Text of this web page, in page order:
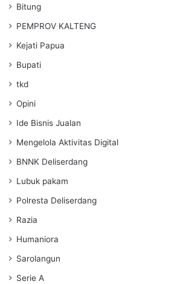
Bitung
PEMPROV KALTENG
Kejati Papua
Bupati
tkd
Opini
Ide Bisnis Jualan
Mengelola Aktivitas Digital
BNNK Deliserdang
Lubuk pakam
Polresta Deliserdang
Razia
Humaniora
Sarolangun
Serie A